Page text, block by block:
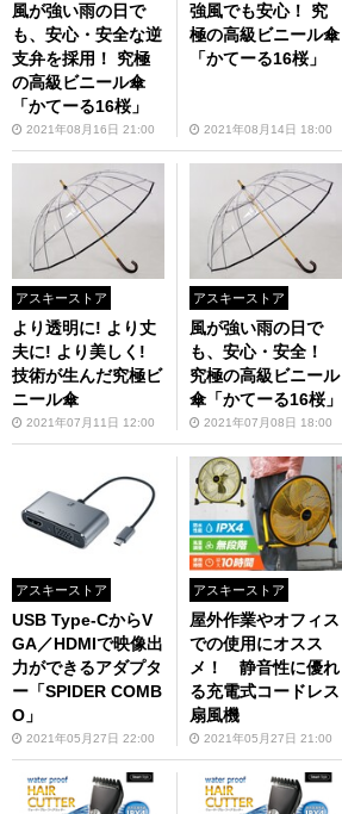
風が強い雨の日で
も、安心・安全な逆
支弁を採用！ 究極
の高級ビニール傘
「かてーる16桜」
2021年08月16日 21:00
強風でも安心！ 究
極の高級ビニール傘
「かてーる16桜」
2021年08月14日 18:00
アスキーストア
より透明に! より丈
夫に! より美しく!
技術が生んだ究極ビ
ニール傘
2021年07月11日 12:00
アスキーストア
風が強い雨の日で
も、安心・安全！
究極の高級ビニール
傘「かてーる16桜」
2021年07月08日 18:00
アスキーストア
USB Type-CからV
GA／HDMIで映像出
力ができるアダプタ
ー「SPIDER COMB
O」
2021年05月27日 22:00
アスキーストア
屋外作業やオフィス
での使用にオスス
メ！ 静音性に優れ
る充電式コードレス
扇風機
2021年05月27日 21:00